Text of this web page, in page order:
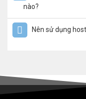
nào?
Nên sử dụng